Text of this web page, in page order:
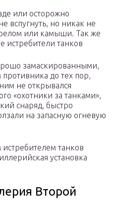
или осторожно
вспугнуть, но никак не
или камыши. Так же
истребители танков
замаскированными,
до тех пор,
не открывался
«охотники за танками»,
снаряд, быстро
на запасную огневую
танков
установка
Второй